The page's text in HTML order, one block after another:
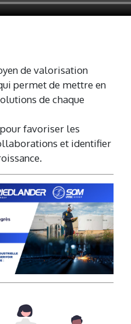
de valorisation
permet de mettre en
de chaque
favoriser les
et identifier